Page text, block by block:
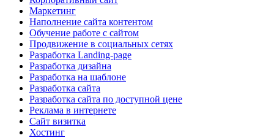
Маркетинг
Наполнение сайта контентом
Обучение работе с сайтом
Продвижение в социальных сетях
Разработка Landing-page
Разработка дизайна
Разработка на шаблоне
Разработка сайта
Разработка сайта по доступной цене
Реклама в интернете
Сайт визитка
Хостинг